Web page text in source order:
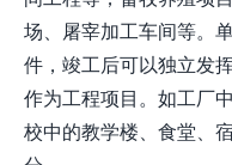
场、屠宰加工车间等。
件，竣工后可以独立发
作为工程项目。如工厂
校中的教学楼、食堂、